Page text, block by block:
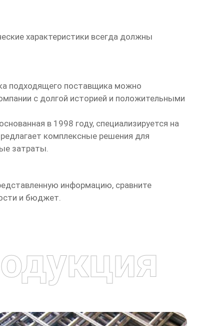
характеристики всегда должны
подходящего поставщика можно
с долгой историей и положительными
в 1998 году, специализируется на
комплексные решения для
затраты.
информацию, сравните
и бюджет.